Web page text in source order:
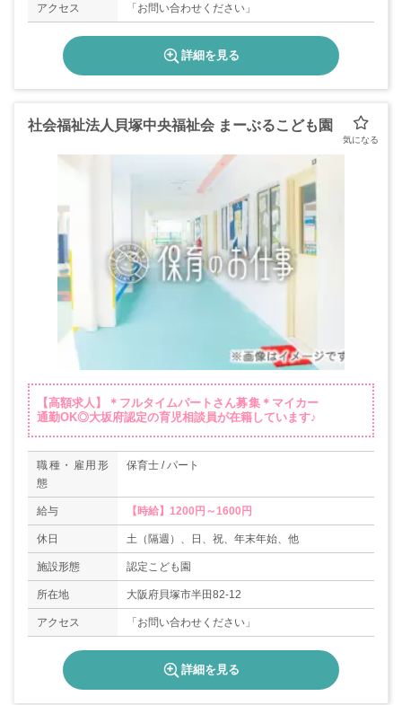
アクセス 「お問い合わせください」
詳細を見る
社会福祉法人貝塚中央福祉会 まーぶるこども園
【高額求人】＊フルタイムパートさん募集＊マイカー
通勤OK◎大坂府認定の育児相談員が在籍しています♪
職種・雇用形
態
保育士 / パート
給与 【時給】1200円～1600円
休日 土（隔週）、日、祝、年末年始、他
施設形態 認定こども園
所在地 大阪府貝塚市半田82-12
アクセス 「お問い合わせください」
詳細を見る